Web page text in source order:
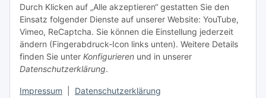
Durch Klicken auf „Alle akzeptieren“ gestatten Sie den
Einsatz folgender Dienste auf unserer Website: YouTube,
Vimeo, ReCaptcha. Sie können die Einstellung jederzeit
ändern (Fingerabdruck-Icon links unten). Weitere Details
finden Sie unter Konfigurieren und in unserer
Datenschutzerklärung.
Impressum Datenschutzerklärung
Versandinformationen
Gesetzliche Informationen